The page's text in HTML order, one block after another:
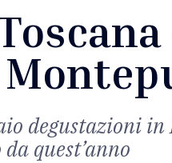
degustazioni
quest’anno